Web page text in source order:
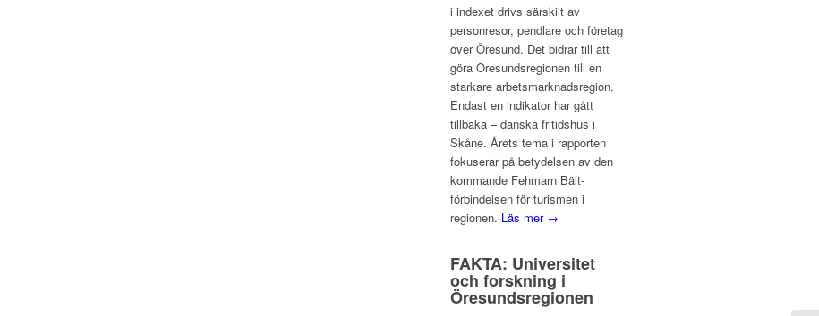
i indexet drivs särskilt av
personresor, pendlare och företag
över Öresund. Det bidrar till att
göra Öresundsregionen till en
starkare arbetsmarknadsregion.
Endast en indikator har gått
tillbaka – danska fritidshus i
Skåne. Årets tema i rapporten
fokuserar på betydelsen av den
kommande Fehmarn Bält-
förbindelsen för turismen i
regionen. Läs mer →
FAKTA: Universitet
och forskning i
Öresundsregionen